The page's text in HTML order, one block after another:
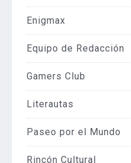
Enigmax
Equipo de Redacción
Gamers Club
Literautas
Paseo por el Mundo
Rincón Cultural